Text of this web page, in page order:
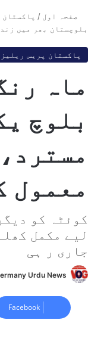
صفحہ اول / پاکستان
بلوچستان بھر میں
پاکستان پریس ریلیز
ماہ
بلوچ
معمول
کوئٹہ کو
جاری ر ہی
Urdu News
Facebook